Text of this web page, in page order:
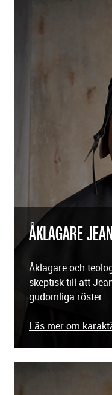
ÅKLAGARE
Åklagare och
skeptisk till att
gudomliga röster.
Läs mer om